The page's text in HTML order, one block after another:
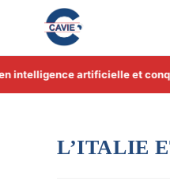
artificielle et conquête
L’ITALIE